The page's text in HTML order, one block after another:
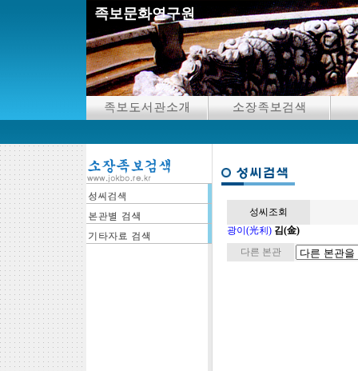
족보문화연구원
성씨조회
광이(光利) 김(金)
다른 본관